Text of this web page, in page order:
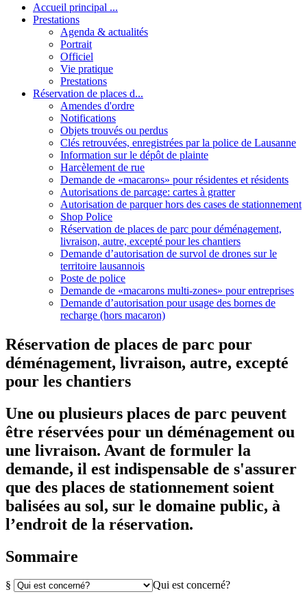
Accueil principal ...
Prestations
Agenda & actualités
Portrait
Officiel
Vie pratique
Prestations
Réservation de places d...
Amendes d'ordre
Notifications
Objets trouvés ou perdus
Clés retrouvées, enregistrées par la police de Lausanne
Information sur le dépôt de plainte
Harcèlement de rue
Demande de «macarons» pour résidentes et résidents
Autorisations de parcage: cartes à gratter
Autorisation de parquer hors des cases de stationnement
Shop Police
Réservation de places de parc pour déménagement,
livraison, autre, excepté pour les chantiers
Demande d’autorisation de survol de drones sur le
territoire lausannois
Poste de police
Demande de «macarons multi-zones» pour entreprises
Demande d’autorisation pour usage des bornes de
recharge (hors macaron)
Réservation de places de parc pour
déménagement, livraison, autre, excepté
pour les chantiers
Une ou plusieurs places de parc peuvent
être réservées pour un déménagement ou
une livraison. Avant de formuler la
demande, il est indispensable de s'assurer
que des places de stationnement soient
balisées au sol, sur le domaine public, à
l’endroit de la réservation.
Sommaire
§ Qui est concerné?